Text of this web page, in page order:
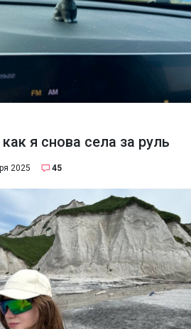
я снова села за руль
2025 45